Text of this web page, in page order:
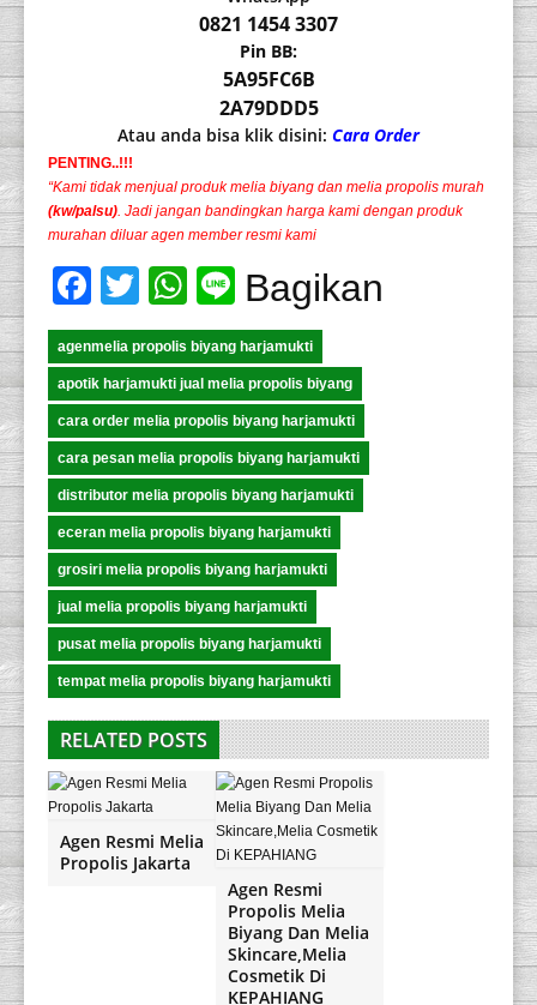
0821 1454 3307
Pin BB:
5A95FC6B
2A79DDD5
Atau anda bisa klik disini: Cara Order
PENTING..!!!
“Kami tidak menjual produk melia biyang dan melia propolis murah
(kw/palsu). Jadi jangan bandingkan harga kami dengan produk
murahan diluar agen member resmi kami
Facebook
TwitterWhatsApp
Line
Bagikan
agenmelia propolis biyang harjamukti
apotik harjamukti jual melia propolis biyang
cara order melia propolis biyang harjamukti
cara pesan melia propolis biyang harjamukti
distributor melia propolis biyang harjamukti
eceran melia propolis biyang harjamukti
grosiri melia propolis biyang harjamukti
jual melia propolis biyang harjamukti
pusat melia propolis biyang harjamukti
tempat melia propolis biyang harjamukti
RELATED POSTS
Agen Resmi Melia
Propolis Jakarta
Agen Resmi
Propolis Melia
Biyang Dan Melia
Skincare,Melia
Cosmetik Di
KEPAHIANG